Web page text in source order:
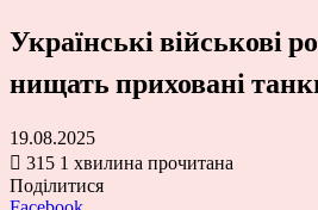
Українські військові
нищать приховані
19.08.2025
315 1 хвилина прочитана
Поділитися